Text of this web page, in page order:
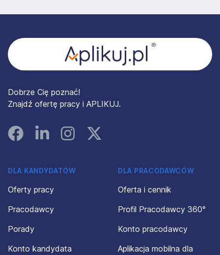
Dobrze Cię poznać!
Znajdź ofertę pracy i APLIKUJ.
FacebookLinked InInstagramInstagram
DLA KANDYDATÓW
Oferty pracy
Pracodawcy
Porady
Konto kandydata
DLA PRACODAWCÓW
Oferta i cennik
Profil Pracodawcy 360°
Konto pracodawcy
Aplikacja mobilna dla